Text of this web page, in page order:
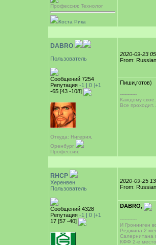
Профессия: Технолог
Коста Рика
DABRO
Пользователь
Сообщений 7254
Репутация -1 | 0 |+1
-65 [43 -108]
Откуда: Нигерия,
Оренбург
Профессия:
2020-09-23
From:
Пиши,готов)
-----------
Каждому
Все
RHCP
Херенвен
Пользователь
Сообщений 4328
Репутация -1 | 0 |+1
17 [57 -40]
2020-09-25
From:
DABRO
-----------
И Гронинген
Реджина 2
Салернитана
КФФ 2-е